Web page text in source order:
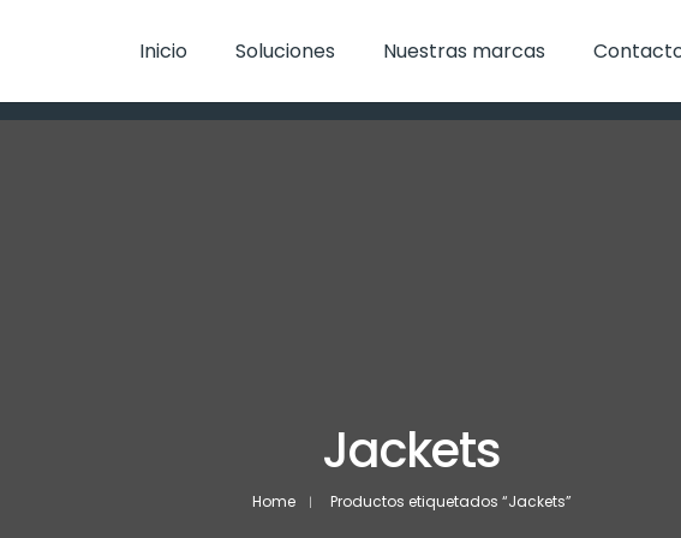
Inicio Soluciones Nuestras marcas
Jackets
Home Productos etiquetados “Jackets”